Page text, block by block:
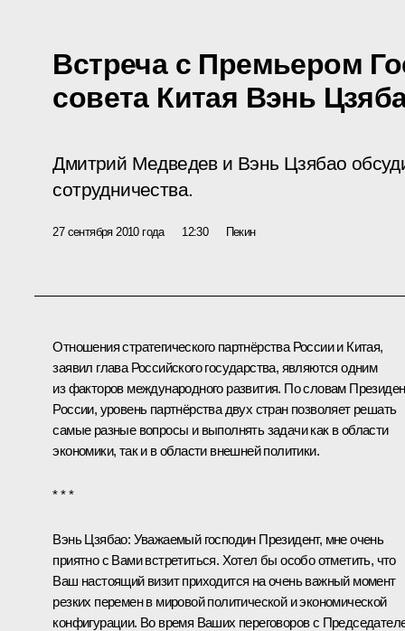
Встреча с Премьером
совета Китая Вэнь
Дмитрий Медведев и Вэнь Цзябао
сотрудничества.
27 сентября 2010 года 12:30 Пекин
Отношения стратегического партнёрства России и Китая,
заявил глава Российского государства, являются одним
из факторов международного развития. По словам
России, уровень партнёрства двух стран позволяет решать
самые разные вопросы и выполнять задачи как в области
экономики, так и в области внешней политики.
* * *
Вэнь Цзябао: Уважаемый господин Президент, мне очень
приятно с Вами встретиться. Хотел бы особо отметить, что
Ваш настоящий визит приходится на очень важный момент
резких перемен в мировой политической и экономической
конфигурации. Во время Ваших переговоров с